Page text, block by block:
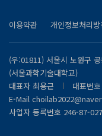
이용약관 개인정보처리방
(우:01811) 서울시 노원구
(서울과학기술대학교)
대표자 최용근
대표번
E-Mail
사업자 등록번호 246-87-